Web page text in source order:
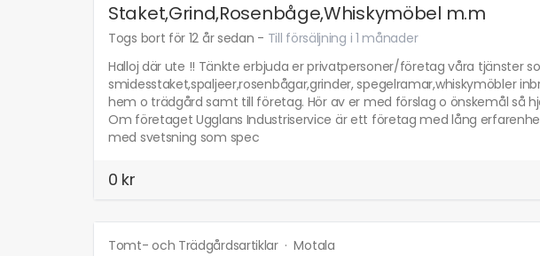
Staket,Grind,Rosenbåge,Whiskymöbel m.m
Togs bort för 12 år sedan - Till försäljning i 1 månader
Halloj där ute !! Tänkte erbjuda er privatpersoner/företag våra tjänster
smidesstaket,spaljeer,rosenbågar,grinder, spegelramar,whiskymöbler
hem o trädgård samt till företag. Hör av er med förslag o önskemål så
Om företaget Ugglans Industriservice är ett företag med lång
med svetsning som spec
0 kr
Tomt- och Trädgårdsartiklar ·Motala